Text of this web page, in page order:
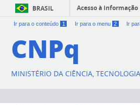
BRASIL Acesso à informação
Ir para o conteúdo 1 Ir para o menu 2 Ir
CNPq
MINISTÉRIO DA CIÊNCIA,